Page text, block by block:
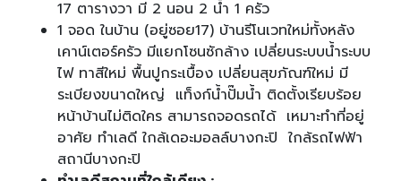
17 ตารางวา มี 2 นอน 2 น้ำ 1 ครัว
1 จอด ในบ้าน (อยู่ซอย17) บ้านรีโนเวทใหม่ทั้งหลัง
เคาน์เตอร์ครัว มีแยกโซนซักล้าง เปลี่ยนระบบน้ำระบบ
ไฟ ทาสีใหม่ พื้นปูกระเบื้อง เปลี่ยนสุขภัณฑ์ใหม่ มี
ระเบียงขนาดใหญ่ แท็งก์น้ำปั๊มน้ำ ติดตั้งเรียบร้อย
หน้าบ้านไม่ติดใคร สามารถจอดรถได้ เหมาะทำที่อยู่
อาศัย ทำเลดี ใกล้เดอะมอลล์บางกะปิ ใกล้รถไฟฟ้า
สถานีบางกะปิ